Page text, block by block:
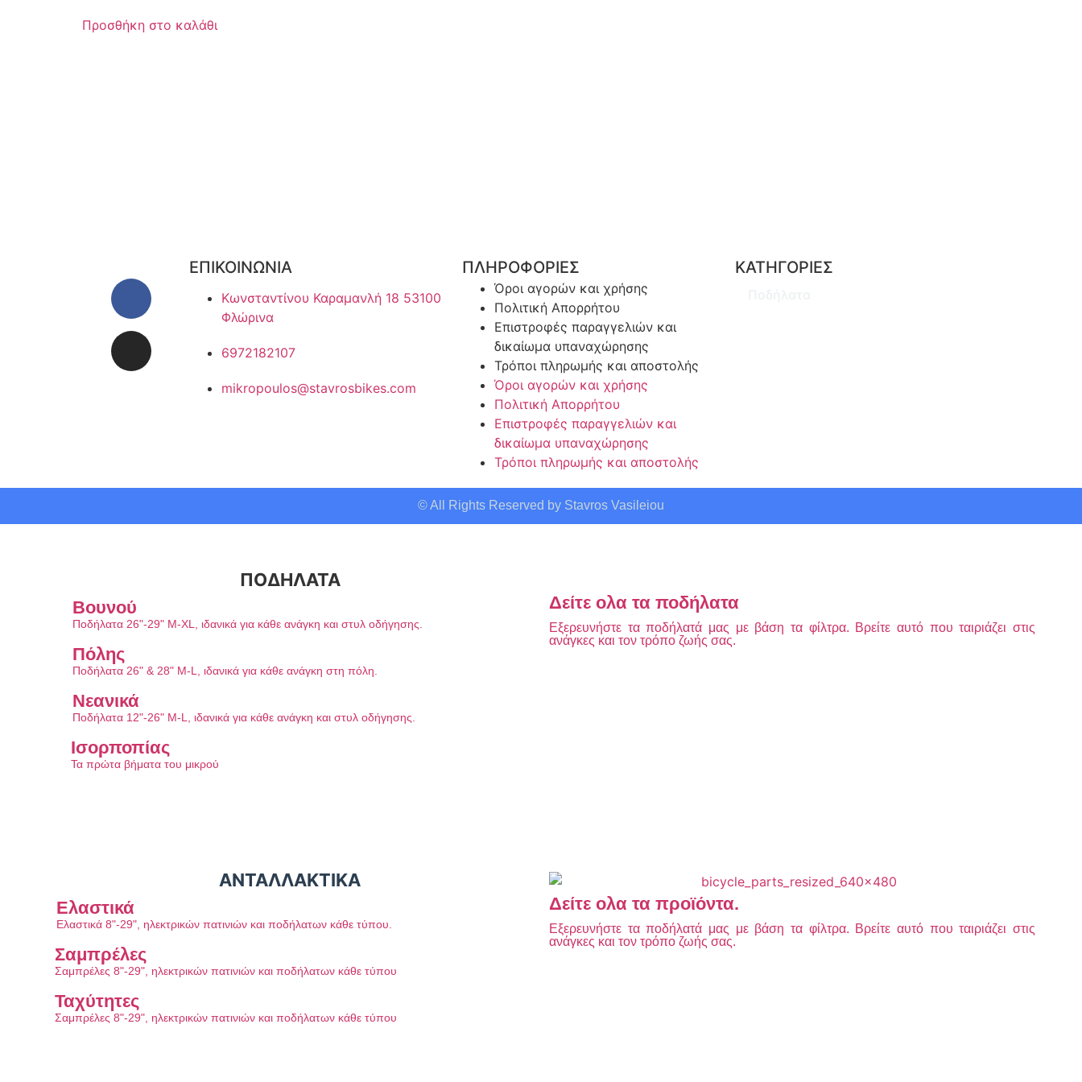
Προσθήκη στο καλάθι
ΕΠΙΚΟΙΝΩΝΙΑ
Κωνσταντίνου Καραμανλή 18 53100
Φλώρινα
6972182107
mikropoulos@stavrosbikes.com
ΠΛΗΡΟΦΟΡΙΕΣ
Όροι αγορών και χρήσης
Πολιτική Απορρήτου
Επιστροφές παραγγελιών και
δικαίωμα υπαναχώρησης
Τρόποι πληρωμής και αποστολής
Όροι αγορών και χρήσης
Πολιτική Απορρήτου
Επιστροφές παραγγελιών και
δικαίωμα υπαναχώρησης
Τρόποι πληρωμής και αποστολής
ΚΑΤΗΓΟΡΙΕΣ
© All Rights Reserved by Stavros Vasileiou
ΠΟΔΗΛΑΤΑ
Βουνού
Ποδήλατα 26"-29" M-XL, ιδανικά για κάθε ανάγκη και στυλ οδήγησης.
Πόλης
Ποδήλατα 26" & 28" M-L, ιδανικά για κάθε ανάγκη στη πόλη.
Νεανικά
Ποδήλατα 12"-26" M-L, ιδανικά για κάθε ανάγκη και στυλ οδήγησης.
Ισορποπίας
Τα πρώτα βήματα του μικρού
Δείτε ολα τα ποδήλατα
Εξερευνήστε τα ποδήλατά μας με βάση τα φίλτρα. Βρείτε αυτό που ταιριάζει στις
ανάγκες και τον τρόπο ζωής σας.
ΑΝΤΑΛΛΑΚΤΙΚΑ
Ελαστικά
Ελαστικά 8"-29", ηλεκτρικών πατινιών και ποδήλατων κάθε τύπου.
Σαμπρέλες
Σαμπρέλες 8"-29", ηλεκτρικών πατινιών και ποδήλατων κάθε τύπου
Ταχύτητες
Σαμπρέλες 8"-29", ηλεκτρικών πατινιών και ποδήλατων κάθε τύπου
Δείτε ολα τα προϊόντα.
Εξερευνήστε τα ποδήλατά μας με βάση τα φίλτρα. Βρείτε αυτό που ταιριάζει στις
ανάγκες και τον τρόπο ζωής σας.